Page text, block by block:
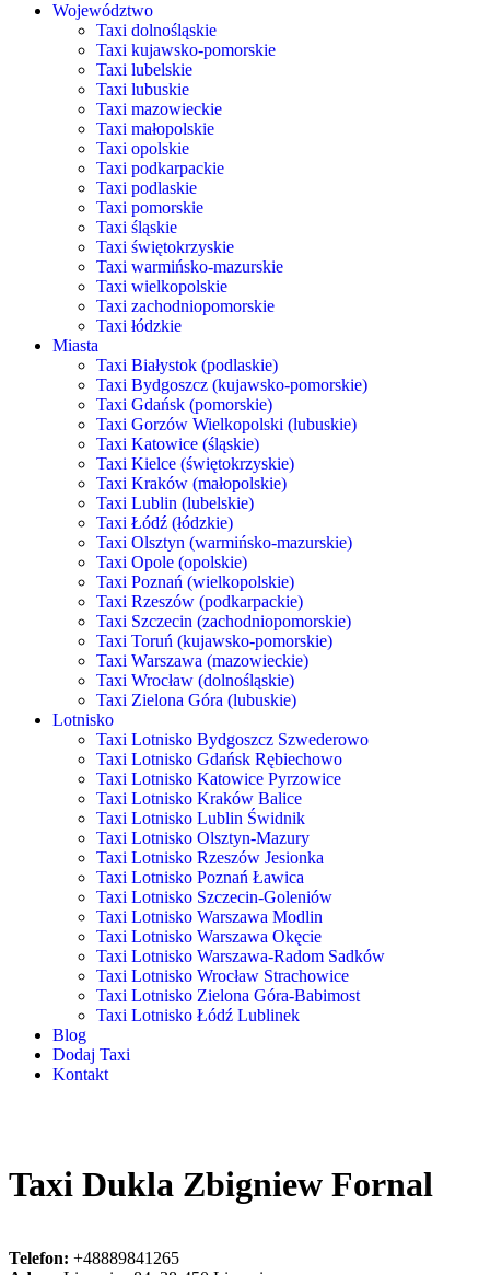
Województwo
Taxi dolnośląskie
Taxi kujawsko-pomorskie
Taxi lubelskie
Taxi lubuskie
Taxi mazowieckie
Taxi małopolskie
Taxi opolskie
Taxi podkarpackie
Taxi podlaskie
Taxi pomorskie
Taxi śląskie
Taxi świętokrzyskie
Taxi warmińsko-mazurskie
Taxi wielkopolskie
Taxi zachodniopomorskie
Taxi łódzkie
Miasta
Taxi Białystok (podlaskie)
Taxi Bydgoszcz (kujawsko-pomorskie)
Taxi Gdańsk (pomorskie)
Taxi Gorzów Wielkopolski (lubuskie)
Taxi Katowice (śląskie)
Taxi Kielce (świętokrzyskie)
Taxi Kraków (małopolskie)
Taxi Lublin (lubelskie)
Taxi Łódź (łódzkie)
Taxi Olsztyn (warmińsko-mazurskie)
Taxi Opole (opolskie)
Taxi Poznań (wielkopolskie)
Taxi Rzeszów (podkarpackie)
Taxi Szczecin (zachodniopomorskie)
Taxi Toruń (kujawsko-pomorskie)
Taxi Warszawa (mazowieckie)
Taxi Wrocław (dolnośląskie)
Taxi Zielona Góra (lubuskie)
Lotnisko
Taxi Lotnisko Bydgoszcz Szwederowo
Taxi Lotnisko Gdańsk Rębiechowo
Taxi Lotnisko Katowice Pyrzowice
Taxi Lotnisko Kraków Balice
Taxi Lotnisko Lublin Świdnik
Taxi Lotnisko Olsztyn-Mazury
Taxi Lotnisko Rzeszów Jesionka
Taxi Lotnisko Poznań Ławica
Taxi Lotnisko Szczecin-Goleniów
Taxi Lotnisko Warszawa Modlin
Taxi Lotnisko Warszawa Okęcie
Taxi Lotnisko Warszawa-Radom Sadków
Taxi Lotnisko Wrocław Strachowice
Taxi Lotnisko Zielona Góra-Babimost
Taxi Lotnisko Łódź Lublinek
Blog
Dodaj Taxi
Kontakt
Taxi Dukla Zbigniew Fornal
Telefon: +48889841265